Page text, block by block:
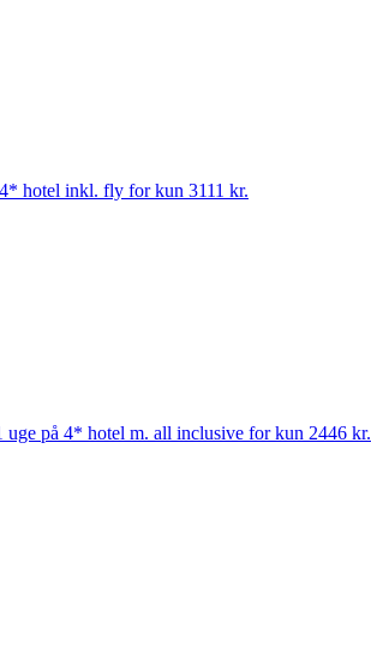
hotel inkl. fly for kun 3111 kr.
uge på 4* hotel m. all inclusive for kun 2446 kr.